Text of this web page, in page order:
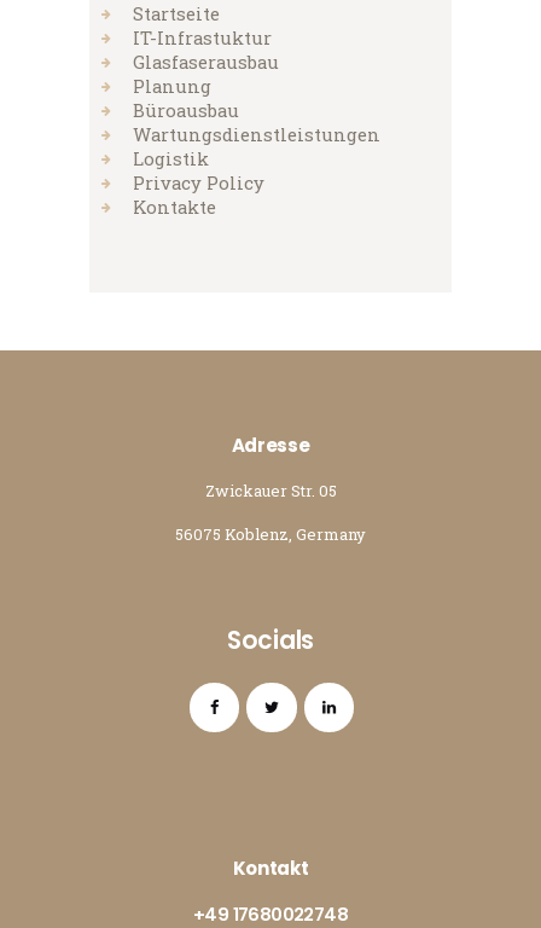
Startseite
IT-Infrastuktur
Glasfaserausbau
Planung
Büroausbau
Wartungsdienstleistungen
Logistik
Privacy Policy
Kontakte
Adresse
Zwickauer Str. 05
56075 Koblenz, Germany
Socials
Kontakt
+49 17680022748